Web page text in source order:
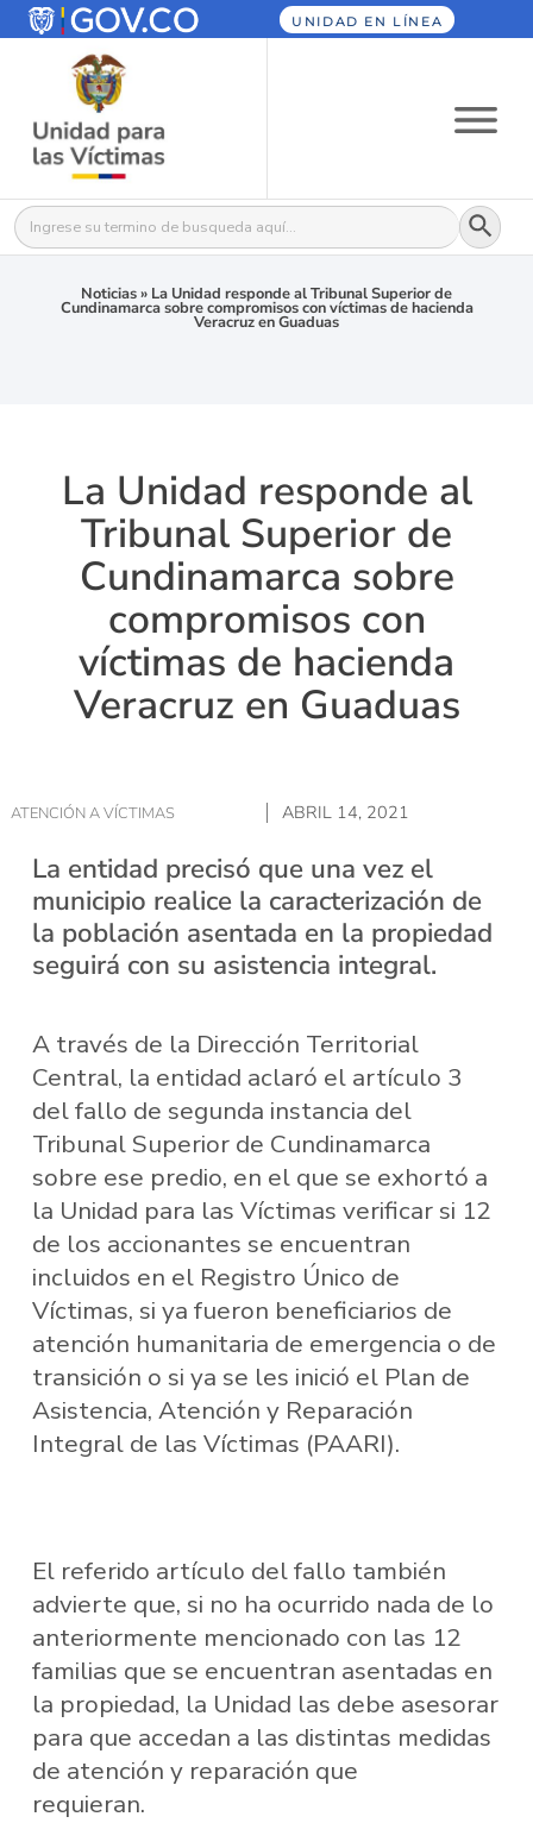
UNIDAD EN LÍNEA
Buscar: Botón
Noticias» La Unidad responde al Tribunal Superior de
Cundinamarca sobre compromisos con víctimas de hacienda
Veracruz en Guaduas
La Unidad responde al
Tribunal Superior de
Cundinamarca sobre
compromisos con
víctimas de hacienda
Veracruz en Guaduas
ATENCIÓN A VÍCTIMAS ABRIL 14, 2021
La entidad precisó que una vez el
municipio realice la caracterización de
la población asentada en la propiedad
seguirá con su asistencia integral.
A través de la Dirección Territorial
Central, la entidad aclaró el artículo 3
del fallo de segunda instancia del
Tribunal Superior de Cundinamarca
sobre ese predio, en el que se exhortó a
la Unidad para las Víctimas verificar si 12
de los accionantes se encuentran
incluidos en el Registro Único de
Víctimas, si ya fueron beneficiarios de
atención humanitaria de emergencia o de
transición o si ya se les inició el Plan de
Asistencia, Atención y Reparación
Integral de las Víctimas (PAARI).
El referido artículo del fallo también
advierte que, si no ha ocurrido nada de lo
anteriormente mencionado con las 12
familias que se encuentran asentadas en
la propiedad, la Unidad las debe asesorar
para que accedan a las distintas medidas
de atención y reparación que
requieran.